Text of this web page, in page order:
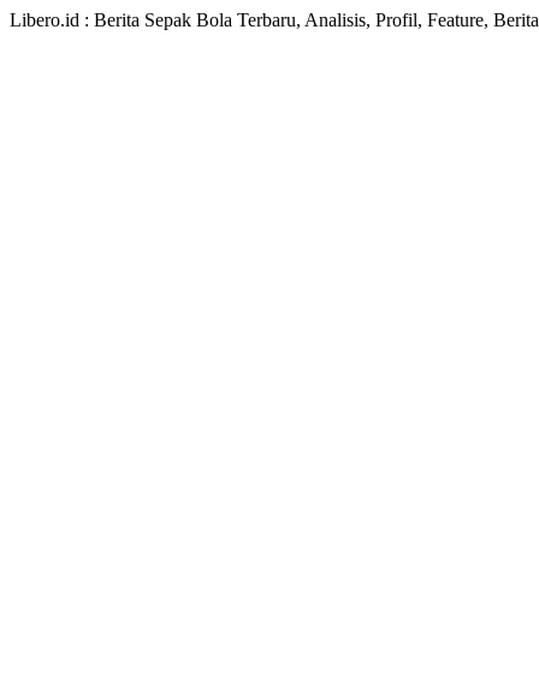
Libero.id : Berita Sepak Bola Terbaru, Analisis, Profil, Feature,